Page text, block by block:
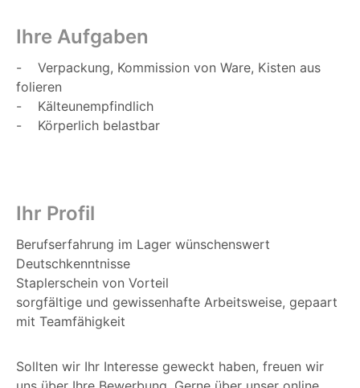
Ihre Aufgaben
- Verpackung, Kommission von Ware, Kisten aus
folieren
- Kälteunempfindlich
- Körperlich belastbar
Ihr Profil
Berufserfahrung im Lager wünschenswert
Deutschkenntnisse
Staplerschein von Vorteil
sorgfältige und gewissenhafte Arbeitsweise, gepaart
mit Teamfähigkeit
Sollten wir Ihr Interesse geweckt haben, freuen wir